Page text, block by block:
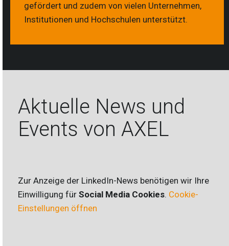
gefördert und zudem von vielen Unternehmen,
Institutionen und Hochschulen unterstützt.
Aktuelle News und
Events von AXEL
Zur Anzeige der LinkedIn-News benötigen wir Ihre
Einwilligung für Social Media Cookies. Cookie-
Einstellungen öffnen